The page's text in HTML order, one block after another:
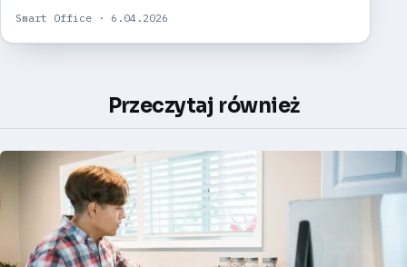
Smart Office · 6.04.2026
Przeczytaj również